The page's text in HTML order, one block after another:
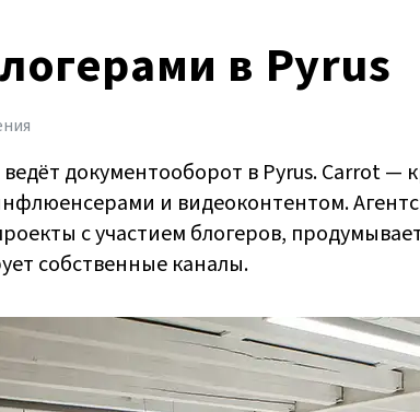
в Pyrus
документооборот в Pyrus. Carrot
и видеоконтентом.
с участием блогеров,
собственные каналы.